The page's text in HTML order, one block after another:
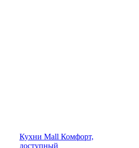
Кухни Mall Комфорт,
доступный